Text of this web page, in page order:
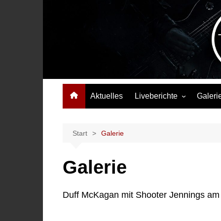
Das Musikmagazin, das Wellen schlägt. Konzerte,
Aktuelles Liveberichte
Start Galerie
Galerie
Duff McKagan mit Shooter Jennings